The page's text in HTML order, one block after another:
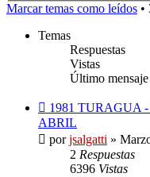
Marcar temas como leídos •
Temas
Respuestas
Vistas
Último mensaje
1981 TURAGUA
ABRIL
porjsalgatti »
2 Respuestas
6396 Vistas